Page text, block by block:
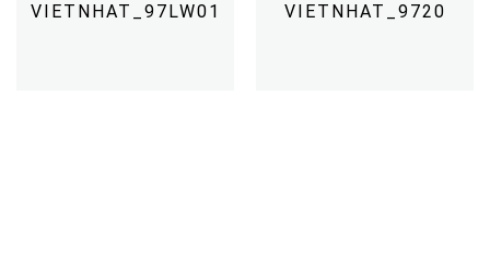
VIETNHAT_97LW01 VIETNHAT_9720